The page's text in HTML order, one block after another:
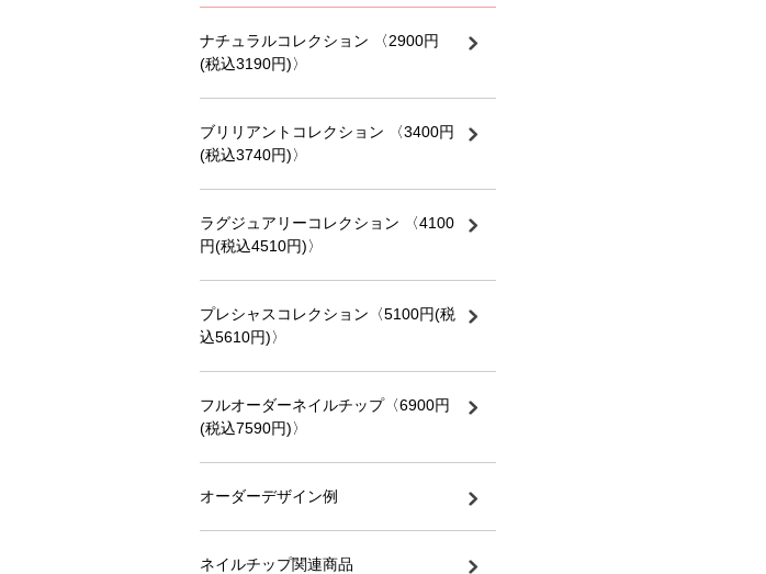
ナチュラルコレクション 〈2900円
(税込3190円)〉
ブリリアントコレクション 〈3400円
(税込3740円)〉
ラグジュアリーコレクション 〈4100
円(税込4510円)〉
プレシャスコレクション〈5100円(税
込5610円)〉
フルオーダーネイルチップ〈6900円
(税込7590円)〉
オーダーデザイン例
ネイルチップ関連商品